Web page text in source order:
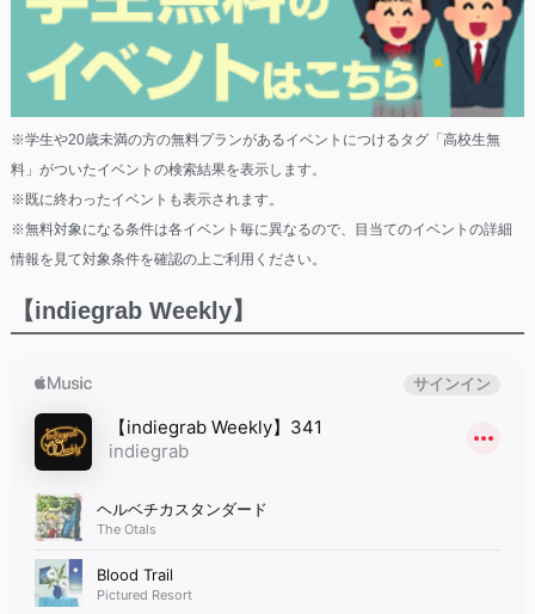
※学生や20歳未満の方の無料プランがあるイベントにつけるタグ「高校生無
料」がついたイベントの検索結果を表示します。
※既に終わったイベントも表示されます。
※無料対象になる条件は各イベント毎に異なるので、目当てのイベントの詳細
情報を見て対象条件を確認の上ご利用ください。
【indiegrab Weekly】